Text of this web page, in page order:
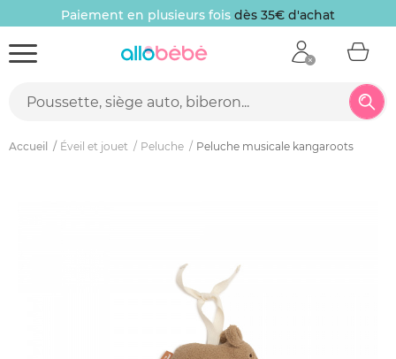
Paiement en plusieurs fois dès 35€ d'achat
Accueil Éveil et jouet Peluche Peluche musicale kangaroots